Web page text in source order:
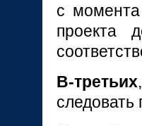
с момента
проекта
В-третьих
следовать